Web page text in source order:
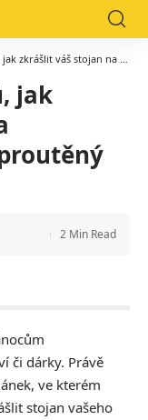
stromeček: Využijte proutěný košík či pytlovinu!
jak
2 Min Read
či dárky. Právě
ve kterém
stojan vašeho